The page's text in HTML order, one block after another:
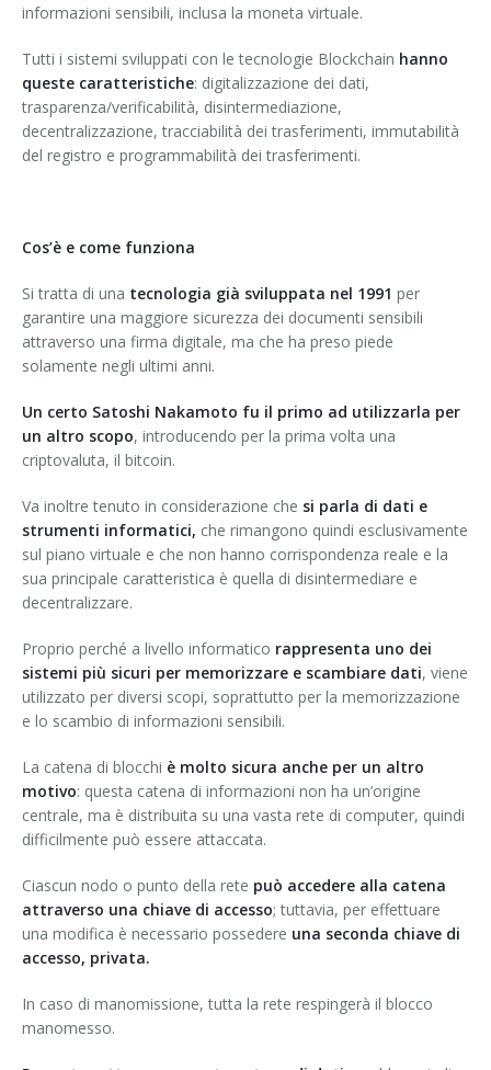
informazioni sensibili, inclusa la moneta virtuale.
Tutti i sistemi sviluppati con le tecnologie Blockchain hanno
queste caratteristiche: digitalizzazione dei dati,
trasparenza/verificabilità, disintermediazione,
decentralizzazione, tracciabilità dei trasferimenti, immutabilità
del registro e programmabilità dei trasferimenti.
Cos’è e come funziona
Si tratta di una tecnologia già sviluppata nel 1991 per
garantire una maggiore sicurezza dei documenti sensibili
attraverso una firma digitale, ma che ha preso piede
solamente negli ultimi anni.
Un certo Satoshi Nakamoto fu il primo ad utilizzarla per
un altro scopo, introducendo per la prima volta una
criptovaluta, il bitcoin.
Va inoltre tenuto in considerazione che si parla di dati e
strumenti informatici, che rimangono quindi esclusivamente
sul piano virtuale e che non hanno corrispondenza reale e la
sua principale caratteristica è quella di disintermediare e
decentralizzare.
Proprio perché a livello informatico rappresenta uno dei
sistemi più sicuri per memorizzare e scambiare dati, viene
utilizzato per diversi scopi, soprattutto per la memorizzazione
e lo scambio di informazioni sensibili.
La catena di blocchi è molto sicura anche per un altro
motivo: questa catena di informazioni non ha un’origine
centrale, ma è distribuita su una vasta rete di computer, quindi
difficilmente può essere attaccata.
Ciascun nodo o punto della rete può accedere alla catena
attraverso una chiave di accesso; tuttavia, per effettuare
una modifica è necessario possedere una seconda chiave di
accesso, privata.
In caso di manomissione, tutta la rete respingerà il blocco
manomesso.